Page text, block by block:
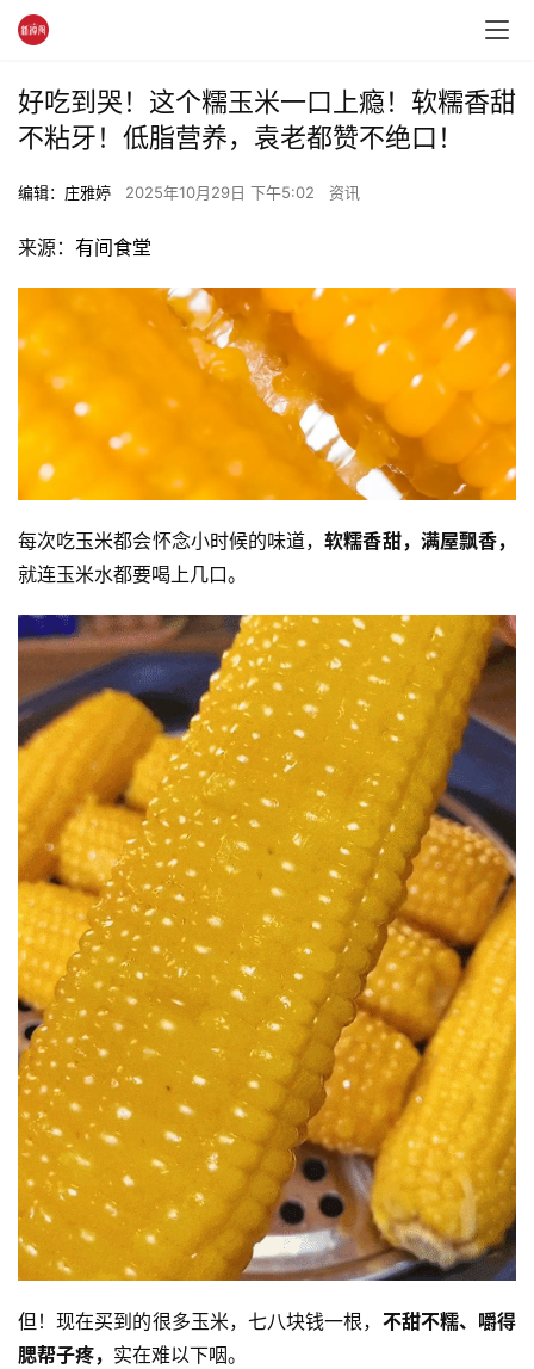
好吃到哭！这个糯玉米一口上瘾！软糯香甜
不粘牙！低脂营养，袁老都赞不绝口！
编辑：庄雅婷 2025年10月29日 下午5:02 资讯
来源： 有间食堂
每次吃玉米都会怀念小时候的味道，软糯香甜，满屋飘香，
就连玉米水都要喝上几口。
但！现在买到的很多玉米，七八块钱一根， 不甜不糯、嚼得
腮帮子疼， 实在难以下咽。